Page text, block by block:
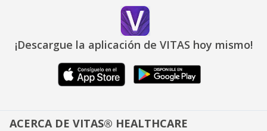
¡Descargue la aplicación de VITAS hoy mismo!
ACERCA DE VITAS® HEALTHCARE